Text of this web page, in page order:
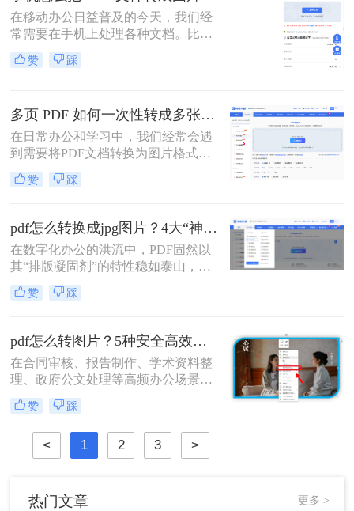
调整耗时”的困境。
在移动办公日益普及的今天，我们经
常需要在手机上处理各种文档。比如
收到电子发票、合同或者学习资料是
PDF格式，但对方要求发送JPG图
片。
赞 踩
多页 PDF 如何一次性转成多张图片？高效方法全解析！
在日常办公和学习中，我们经常会遇
到需要将PDF文档转换为图片格式的
情况，比如制作PPT素材、在社交媒
体分享资料，或者在不方便打开PDF
十页甚至上百页的PDF文件时，一页
页截图显然不现实。那么，多页 PDF
如何一次性转成多张图片呢？本文将
为你推荐几种有效的方法，并附带详
细的操作步骤和注意事项。
赞 踩
pdf怎么转换成jpg图片？4大“神操作”让文件处理效率飙升！
在数字化办公的洪流中，PDF固然以
其“排版凝固剂”的特性稳如泰山，但
当我们需要快速分享、即时预览或二
次编辑时，它往往变成了一堵厚重的
不仅是格式的跃迁，更是工作流的彻
底解放。那么pdf怎么转换成jpg图片​
呢？
赞 踩
pdf怎么转图片？5种安全高效实测方法！
在合同审核、报告制作、学术资料整
理、政府公文处理等高频办公场景
中，将PDF精准转换为图片格式（如
JPG/PNG）是效率刚需，却也是“翻
车”重灾区：文字模糊、图片变形、
分辨率丢失、敏感信息泄露……更严
峻的是，2026年国家网信办通报多起
泄露事件！
赞 踩
< 1 2 3 >
热门文章 更多 >